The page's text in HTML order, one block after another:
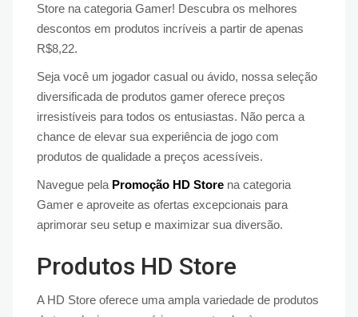
Store na categoria Gamer! Descubra os melhores
descontos em produtos incríveis a partir de apenas
R$8,22.
Seja você um jogador casual ou ávido, nossa seleção
diversificada de produtos gamer oferece preços
irresistíveis para todos os entusiastas. Não perca a
chance de elevar sua experiência de jogo com
produtos de qualidade a preços acessíveis.
Navegue pela Promoção HD Store na categoria
Gamer e aproveite as ofertas excepcionais para
aprimorar seu setup e maximizar sua diversão.
Produtos HD Store
A HD Store oferece uma ampla variedade de produtos